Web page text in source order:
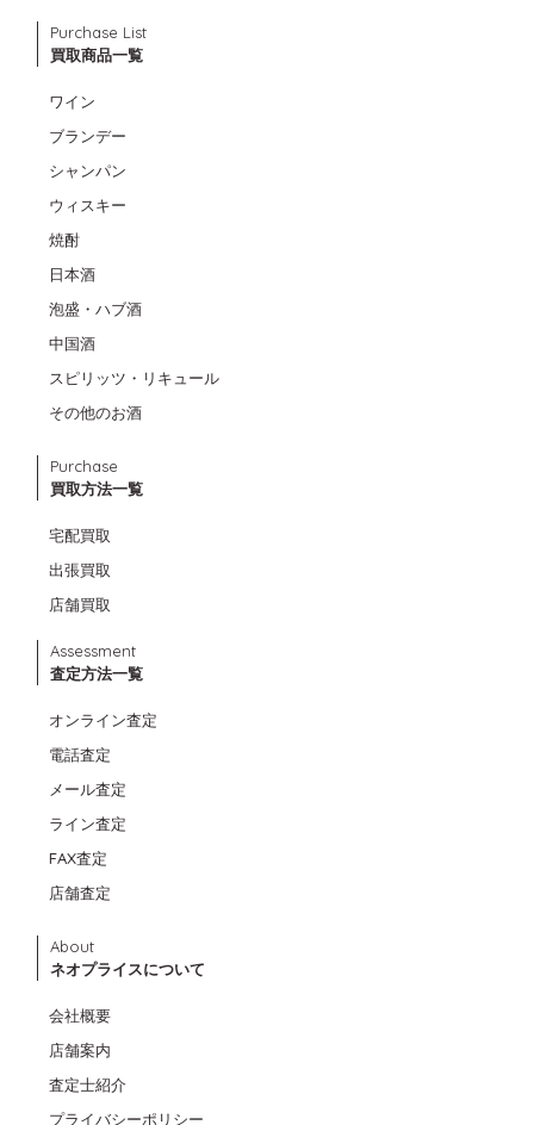
Purchase List
買取商品一覧
ワイン
ブランデー
シャンパン
ウィスキー
焼酎
日本酒
泡盛・ハブ酒
中国酒
スピリッツ・リキュール
その他のお酒
Purchase
買取方法一覧
宅配買取
出張買取
店舗買取
Assessment
査定方法一覧
オンライン査定
電話査定
メール査定
ライン査定
FAX査定
店舗査定
About
ネオプライスについて
会社概要
店舗案内
査定士紹介
プライバシーポリシー